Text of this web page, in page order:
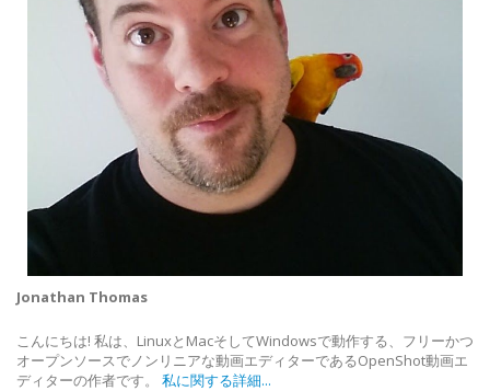
Jonathan Thomas
こんにちは! 私は、LinuxとMacそしてWindowsで動作する、フリーかつ
オープンソースでノンリニアな動画エディターであるOpenShot動画エ
ディターの作者です。 私に関する詳細...